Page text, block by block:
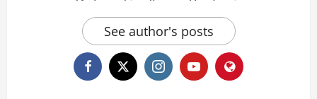
See author's posts